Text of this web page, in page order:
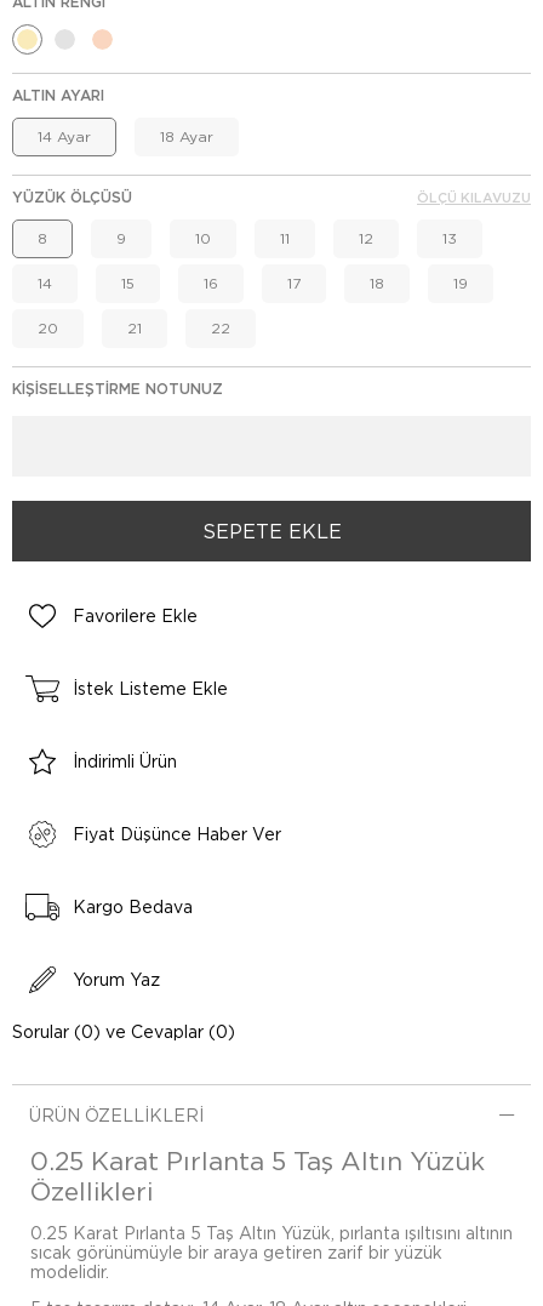
ALTIN AYARI
14 Ayar 18 Ayar
YÜZÜK ÖLÇÜSÜ
8 9 10 11 12 13
14 15 16 17 18 19
20 21 22
ÖLÇÜ KILAVUZU
KIŞISELLEŞTIRME NOTUNUZ
Favorilere Ekle
İstek Listeme Ekle
İndirimli Ürün
Fiyat Düşünce Haber Ver
Kargo Bedava
Yorum Yaz
Sorular (0) ve Cevaplar (0)
ÜRÜN ÖZELLIKLERI
0.25 Karat Pırlanta 5 Taş Altın Yüzük
Özellikleri
0.25 Karat Pırlanta 5 Taş Altın Yüzük, pırlanta ışıltısını altının
sıcak görünümüyle bir araya getiren zarif bir yüzük
modelidir.